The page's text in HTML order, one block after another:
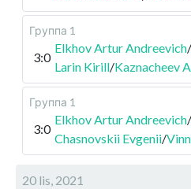
Группа 1
3:0
Elkhov Artur Andreevich/
Larin Kirill/Kaznacheev
Группа 1
3:0
Elkhov Artur Andreevich/
Chasnovskii Evgenii/
20 lis, 2021